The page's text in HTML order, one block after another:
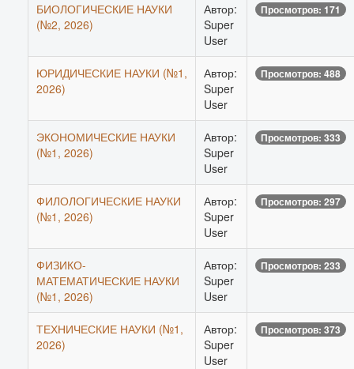
БИОЛОГИЧЕСКИЕ НАУКИ
(№2, 2026)
Автор:
Super
User
Просмотров: 171
ЮРИДИЧЕСКИЕ НАУКИ (№1,
2026)
Автор:
Super
User
Просмотров: 488
ЭКОНОМИЧЕСКИЕ НАУКИ
(№1, 2026)
Автор:
Super
User
Просмотров: 333
ФИЛОЛОГИЧЕСКИЕ НАУКИ
(№1, 2026)
Автор:
Super
User
Просмотров: 297
ФИЗИКО-
МАТЕМАТИЧЕСКИЕ НАУКИ
(№1, 2026)
Автор:
Super
User
Просмотров: 233
ТЕХНИЧЕСКИЕ НАУКИ (№1,
2026)
Автор:
Super
User
Просмотров: 373